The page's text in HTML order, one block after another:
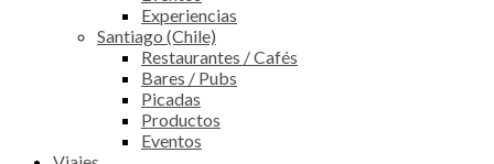
Experiencias
Santiago (Chile)
Restaurantes / Cafés
Bares / Pubs
Picadas
Productos
Eventos